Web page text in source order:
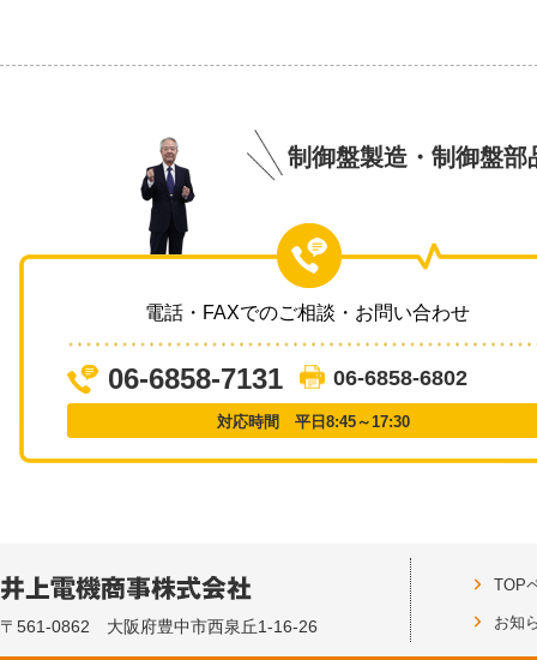
制御盤製造・制御盤
電話・FAXでのご相談・お問い合わせ
06-6858-7131 06-6858-6802
対応時間 平日8:45～17:30
〒561-0862 大阪府豊中市西泉丘1-16-26
TOP
お知